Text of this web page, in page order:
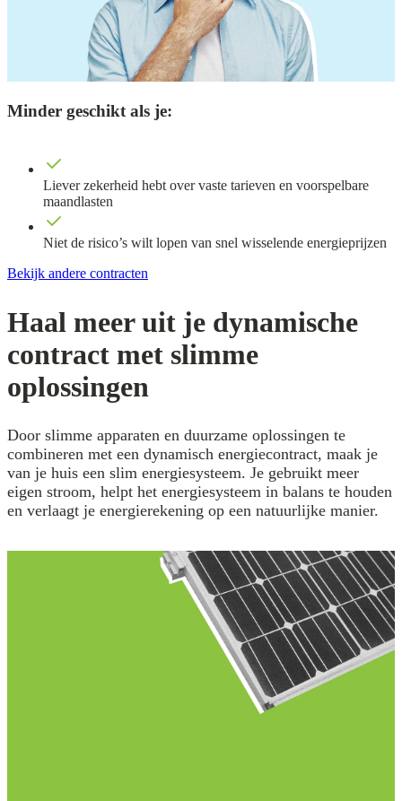
Minder geschikt als je:
Liever zekerheid hebt over vaste tarieven en voorspelbare
maandlasten
Niet de risico’s wilt lopen van snel wisselende energieprijzen
Bekijk andere contracten
Haal meer uit je dynamische
contract met slimme
oplossingen
Door slimme apparaten en duurzame oplossingen te
combineren met een dynamisch energiecontract, maak je
van je huis een slim energiesysteem. Je gebruikt meer
eigen stroom, helpt het energiesysteem in balans te houden
en verlaagt je energierekening op een natuurlijke manier.